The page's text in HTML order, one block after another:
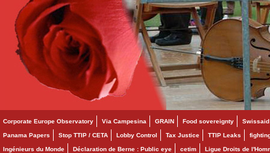
Corporate Europe Observatory Via Campesina GRAIN Food sovereignty Swissaid
Panama Papers Stop TTIP / CETA Lobby Control Tax Justice TTIP Leaks
Ingénieurs du Monde Déclaration de Berne : Public eye cetim Ligue Droits de